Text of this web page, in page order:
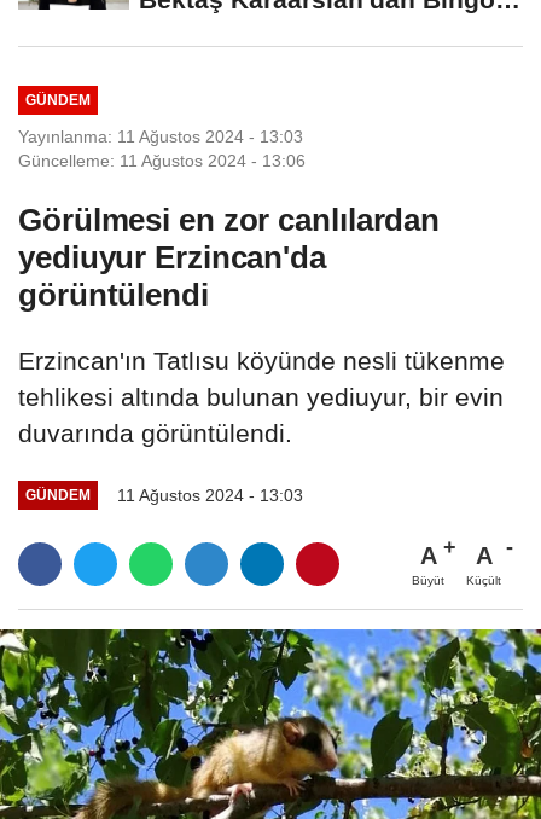
GÜNDEM
Yayınlanma: 11 Ağustos 2024 - 13:03
Güncelleme: 11 Ağustos 2024 - 13:06
Görülmesi en zor canlılardan
yediuyur Erzincan'da
görüntülendi
Erzincan'ın Tatlısu köyünde nesli tükenme
tehlikesi altında bulunan yediuyur, bir evin
duvarında görüntülendi.
GÜNDEM 11 Ağustos 2024 - 13:03
A
Büyüt
A
Küçült